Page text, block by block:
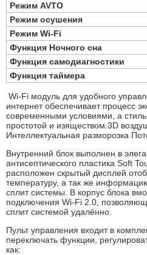
Режим AVTO
Режим осушения
Режим Wi-Fi
Функция Ночного сна
Функция самодиагностики
Функция таймера
Wi-Fi модуль для удобного
интернет обеспечивает процесс
современными условиями, а
простотой и изяществом.3D
Интеллектуальная разморозка
Внутренний блок выполнен в
антисептического пластика Soft
расположен скрытый дисплей
температуру, а так же
сплит системы. В корпус блока
подключения Wi-Fi 2.0,
сплит системой удалённо.
Пульт управления входит в
переключать функции,
как: